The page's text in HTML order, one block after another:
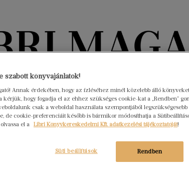
Könyvektől az olvasókig
Interjúk Beleolvasó A hónap könyvei
a magyar irodalom
hagyományairól mesél
szabott könyvajánlatok!
Annak érdekében, hogy az ízléséhez minél közelebb álló
kérjük, hogy fogadja el az ehhez szükséges cookie-kat a „Rendben”
csak a weboldal használata szempontjából
de cookie-preferenciáit később is bármikor módosíthatja a
el a Libri Könyvkereskedelmi Kft. adatkezelési tájékoztatóját!
Rendben
Süti beállítások